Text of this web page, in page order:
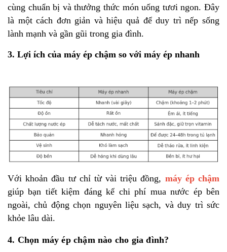
cùng chuẩn bị và thưởng thức món uống tươi ngon. Đây
là một cách đơn giản và hiệu quả để duy trì nếp sống
lành mạnh và gần gũi trong gia đình.
3. Lợi ích của máy ép chậm so với máy ép nhanh
Với khoản đầu tư chỉ từ vài triệu đồng, máy ép chậm
giúp bạn tiết kiệm đáng kể chi phí mua nước ép bên
ngoài, chủ động chọn nguyên liệu sạch, và duy trì sức
khỏe lâu dài.
4. Chọn máy ép chậm nào cho gia đình?